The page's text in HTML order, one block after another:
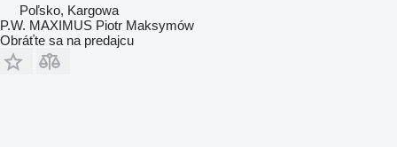
Poľsko, Kargowa
P.W. MAXIMUS Piotr Maksymów
Obráťte sa na predajcu